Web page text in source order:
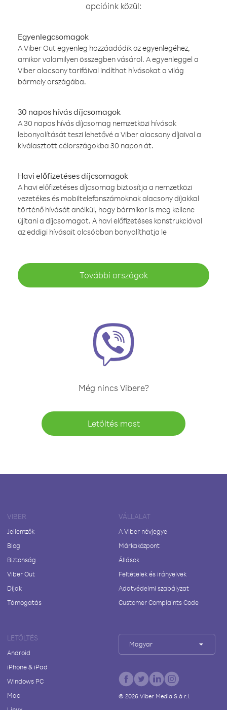
opcióink közül:
Egyenlegcsomagok
A Viber Out egyenleg hozzáadódik az egyenlegéhez,
amikor valamilyen összegben vásárol. A egyenleggel a
Viber alacsony tarifáival indíthat hívásokat a világ
bármely országába.
30 napos hívás díjcsomagok
A 30 napos hívás díjcsomag nemzetközi hívások
lebonyolítását teszi lehetővé a Viber alacsony díjaival a
kiválasztott célországokba 30 napon át.
Havi előfizetéses díjcsomagok
A havi előfizetéses díjcsomag biztosítja a nemzetközi
vezetékes és mobiltelefonszámoknak alacsony díjakkal
történő hívását anélkül, hogy bármikor is meg kellene
újítani a díjcsomagot. A havi előfizetéses konstrukcióval
az eddigi hívásait olcsóbban bonyolíthatja le
További országok
Még nincs Vibere?
Letöltés most
VIBER
Jellemzők
Blog
Biztonság
Viber Out
Díjak
Támogatás
VÁLLALAT
A Viber névjegye
Márkaközpont
Állások
Feltételek és irányelvek
Adatvédelmi szabályzat
Customer Complaints Code
LETÖLTÉS
Android
iPhone & iPad
Windows PC
Mac
Magyar
© 2026Viber Media S.à r.l.